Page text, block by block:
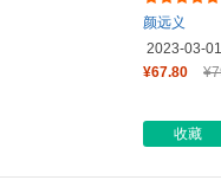
颜远义
2023-03-01
¥67.80
收藏